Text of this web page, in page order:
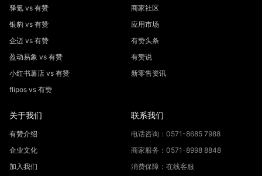
驿氪 vs 有赞
银豹 vs 有赞
企迈 vs 有赞
盈动易象 vs 有赞
小红书薯店 vs 有赞
flipos vs 有赞
商家社区
应用市场
有赞头条
有赞说
新零售资讯
关于我们
有赞介绍
企业文化
加入我们
联系我们
电话咨询：0571-8685 7988
商家服务：0571-8998 8848
消费保障：在线客服